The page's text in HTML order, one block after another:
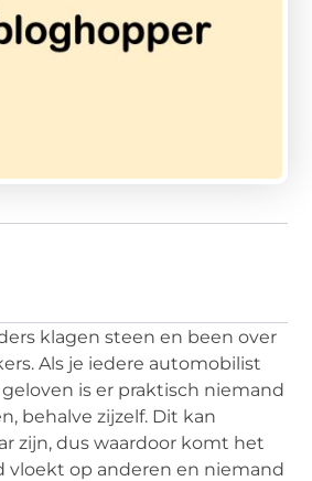
klagen steen en been over
Als je iedere automobilist
is er praktisch niemand
behalve zijzelf. Dit kan
zijn, dus waardoor komt het
vloekt op anderen en niemand